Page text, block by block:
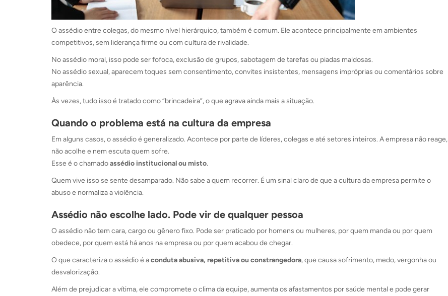
O assédio entre colegas, do mesmo nível hierárquico, também é comum. Ele acontece principalmente em ambientes
competitivos, sem liderança firme ou com cultura de rivalidade.
No assédio moral, isso pode ser fofoca, exclusão de grupos, sabotagem de tarefas ou piadas maldosas.
No assédio sexual, aparecem toques sem consentimento, convites insistentes, mensagens impróprias ou comentários sobre
aparência.
Às vezes, tudo isso é tratado como “brincadeira”, o que agrava ainda mais a situação.
Quando o problema está na cultura da empresa
Em alguns casos, o assédio é generalizado. Acontece por parte de líderes, colegas e até setores inteiros. A empresa não reage,
não acolhe e nem escuta quem sofre.
Esse é o chamadoassédio institucional ou misto.
Quem vive isso se sente desamparado. Não sabe a quem recorrer. É um sinal claro de que a cultura da empresa permite o
abuso e normaliza a violência.
Assédio não escolhe lado. Pode vir de qualquer pessoa
O assédio não tem cara, cargo ou gênero fixo. Pode ser praticado por homens ou mulheres, por quem manda ou por quem
obedece, por quem está há anos na empresa ou por quem acabou de chegar.
O que caracteriza o assédio é aconduta abusiva, repetitiva ou constrangedora, que causa sofrimento, medo, vergonha ou
desvalorização.
Além de prejudicar a vítima, ele compromete o clima da equipe, aumenta os afastamentos por saúde mental e pode gerar